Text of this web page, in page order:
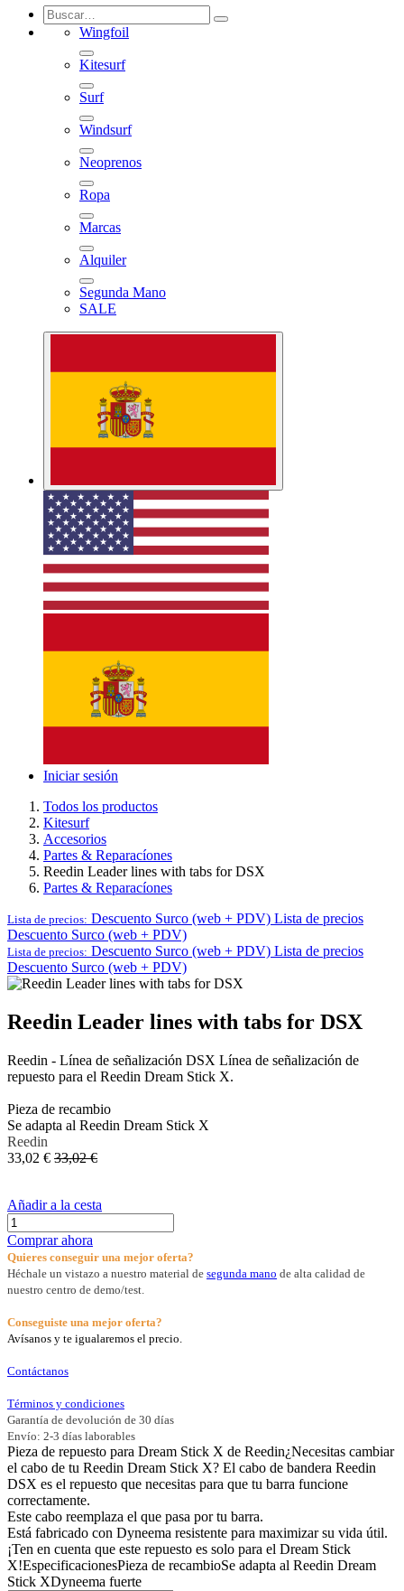
Wingfoil
Kitesurf
Surf
Windsurf
Neoprenos
Ropa
Marcas
Alquiler
Segunda Mano
SALE
Iniciar sesión
Todos los productos
Kitesurf
Accesorios
Partes & Reparacíones
Reedin Leader lines with tabs for DSX
Partes & Reparacíones
Lista de precios: Descuento Surco (web + PDV) Lista de precios
Descuento Surco (web + PDV)
Lista de precios: Descuento Surco (web + PDV) Lista de precios
Descuento Surco (web + PDV)
Reedin Leader lines with tabs for DSX
Reedin - Línea de señalización DSX Línea de señalización de
repuesto para el Reedin Dream Stick X.
Pieza de recambio
Se adapta al Reedin Dream Stick X
Reedin
33,02 € 33,02€
Añadir a la cesta
Comprar ahora
Quieres conseguir una mejor oferta?
Héchale un vistazo a nuestro material de segunda mano de alta calidad de
nuestro centro de demo/test.
Conseguiste una mejor oferta?
Avísanos y te igualaremos el precio.
Contáctanos
Términos y condiciones
Garantía de devolución de 30 días
Envío: 2-3 días laborables
Pieza de repuesto para Dream Stick X de Reedin¿Necesitas cambiar
el cabo de tu Reedin Dream Stick X? El cabo de bandera Reedin
DSX es el repuesto que necesitas para que tu barra funcione
correctamente.
Este cabo reemplaza el que pasa por tu barra.
Está fabricado con Dyneema resistente para maximizar su vida útil.
¡Ten en cuenta que este repuesto es solo para el Dream Stick
X!EspecificacionesPieza de recambioSe adapta al Reedin Dream
Stick XDyneema fuerte